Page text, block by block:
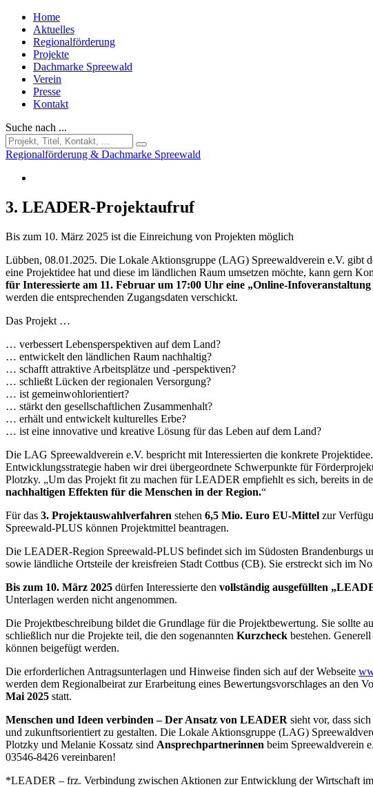
Home
Aktuelles
Regionalförderung
Projekte
Dachmarke Spreewald
Verein
Presse
Kontakt
Suche nach ...
Regionalförderung & Dachmarke Spreewald
3. LEADER-Projektaufruf
Bis zum 10. März 2025 ist die Einreichung von Projekten möglich
Lübben, 08.01.2025. Die Lokale Aktionsgruppe (LAG) Spreewaldverein e.V. gibt
eine Projektidee hat und diese im ländlichen Raum umsetzen möchte, kann gern
für Interessierte am 11. Februar um 17:00 Uhr eine „Online-
werden die entsprechenden Zugangsdaten verschickt.
Das Projekt …
… verbessert Lebensperspektiven auf dem Land?
… entwickelt den ländlichen Raum nachhaltig?
… schafft attraktive Arbeitsplätze und -perspektiven?
… schließt Lücken der regionalen Versorgung?
… ist gemeinwohlorientiert?
… stärkt den gesellschaftlichen Zusammenhalt?
… erhält und entwickelt kulturelles Erbe?
… ist eine innovative und kreative Lösung für das Leben auf dem Land?
Die LAG Spreewaldverein e.V. bespricht mit Interessierten die konkrete
Entwicklungsstrategie haben wir drei übergeordnete Schwerpunkte für
Plotzky. „Um das Projekt fit zu machen für LEADER empfiehlt es sich, bereits in
nachhaltigen Effekten für die Menschen in der Region.“
Für das 3. Projektauswahlverfahren stehen 6,5 Mio. Euro EU-Mittel zur
Spreewald-PLUS können Projektmittel beantragen.
Die LEADER-Region Spreewald-PLUS befindet sich im Südosten Brandenburgs
sowie ländliche Ortsteile der kreisfreien Stadt Cottbus (CB). Sie erstreckt sich im
Bis zum 10. März 2025 dürfen Interessierte den vollständig ausgefüllten
Unterlagen werden nicht angenommen.
Die Projektbeschreibung bildet die Grundlage für die Projektbewertung. Sie sollte
schließlich nur die Projekte teil, die den sogenannten Kurzcheck bestehen.
können beigefügt werden.
Die erforderlichen Antragsunterlagen und Hinweise finden sich auf der Webseite
werden dem Regionalbeirat zur Erarbeitung eines Bewertungsvorschlages an den
Mai 2025 statt.
Menschen und Ideen verbinden – Der Ansatz von LEADER sieht vor, dass
und zukunftsorientiert zu gestalten. Die Lokale Aktionsgruppe (LAG)
Plotzky und Melanie Kossatz sind Ansprechpartnerinnen beim Spreewaldverein
03546-8426 vereinbaren!
*LEADER – frz. Verbindung zwischen Aktionen zur Entwicklung der Wirtschaft